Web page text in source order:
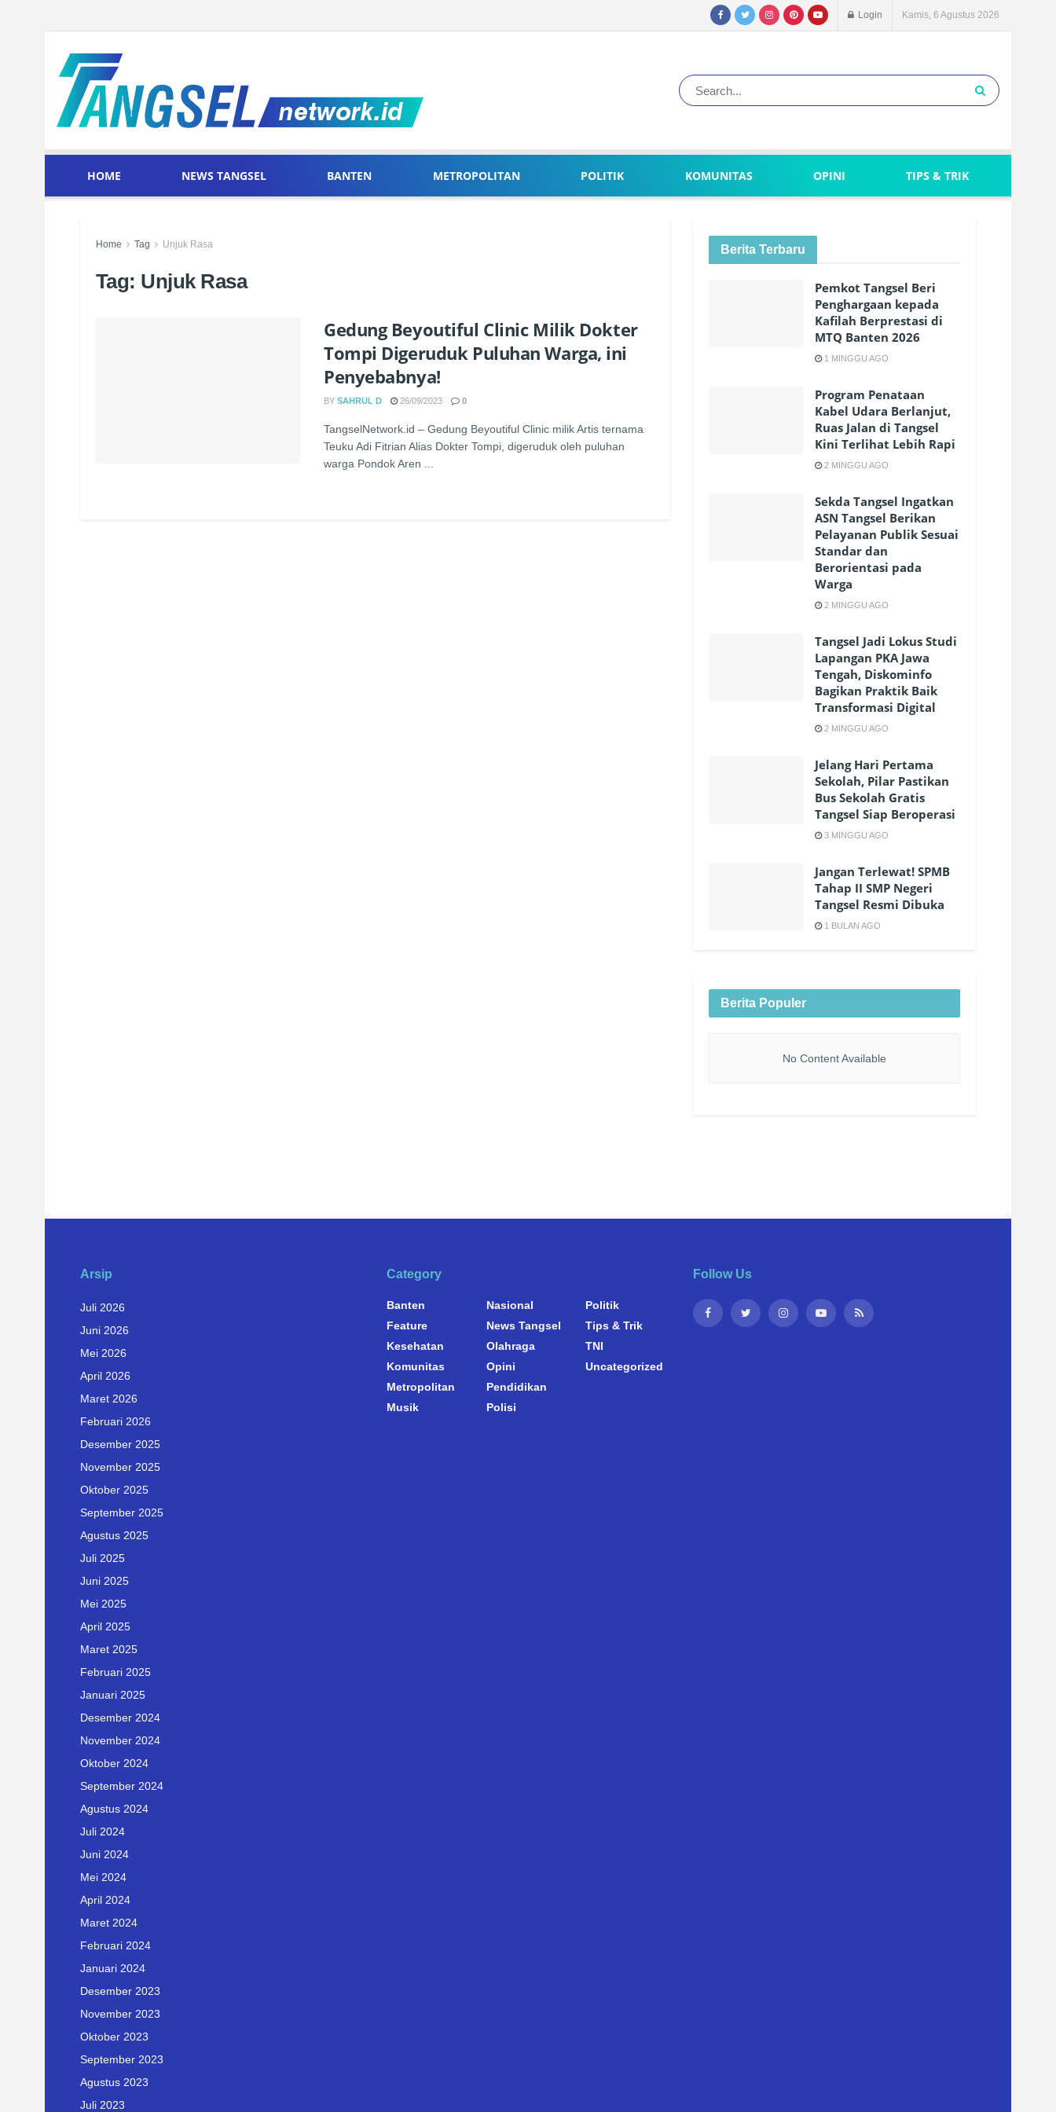
Login Kamis, 6 Agustus 2026
HOME NEWS TANGSEL BANTEN METROPOLITAN POLITIK KOMUNITAS OPINI TIPS & TRIK
Home Tag Unjuk Rasa
Tag: Unjuk Rasa
Gedung Beyoutiful Clinic Milik Dokter
Tompi Digeruduk Puluhan Warga, ini
Penyebabnya!
BY SAHRUL D 26/09/2023 0
TangselNetwork.id – Gedung Beyoutiful Clinic milik Artis ternama
Teuku Adi Fitrian Alias Dokter Tompi, digeruduk oleh puluhan
warga Pondok Aren ...
Berita Terbaru
Pemkot Tangsel Beri
Penghargaan kepada
Kafilah Berprestasi di
MTQ Banten 2026
1 MINGGU AGO
Program Penataan
Kabel Udara Berlanjut,
Ruas Jalan di Tangsel
Kini Terlihat Lebih Rapi
2 MINGGU AGO
Sekda Tangsel Ingatkan
ASN Tangsel Berikan
Pelayanan Publik Sesuai
Standar dan
Berorientasi pada
Warga
2 MINGGU AGO
Tangsel Jadi Lokus Studi
Lapangan PKA Jawa
Tengah, Diskominfo
Bagikan Praktik Baik
Transformasi Digital
2 MINGGU AGO
Jelang Hari Pertama
Sekolah, Pilar Pastikan
Bus Sekolah Gratis
Tangsel Siap Beroperasi
3 MINGGU AGO
Jangan Terlewat! SPMB
Tahap II SMP Negeri
Tangsel Resmi Dibuka
1 BULAN AGO
Berita Populer
No Content Available
Arsip
Juli 2026
Juni 2026
Mei 2026
April 2026
Maret 2026
Februari 2026
Desember 2025
November 2025
Oktober 2025
September 2025
Agustus 2025
Juli 2025
Juni 2025
Mei 2025
April 2025
Maret 2025
Februari 2025
Januari 2025
Desember 2024
November 2024
Oktober 2024
September 2024
Agustus 2024
Juli 2024
Juni 2024
Mei 2024
April 2024
Maret 2024
Februari 2024
Januari 2024
Desember 2023
November 2023
Oktober 2023
September 2023
Agustus 2023
Juli 2023
Category
Banten
Feature
Kesehatan
Komunitas
Metropolitan
Musik
Nasional
News Tangsel
Olahraga
Opini
Pendidikan
Polisi
Politik
Tips & Trik
TNI
Uncategorized
Follow Us